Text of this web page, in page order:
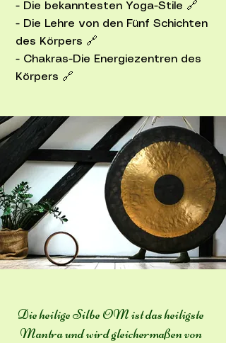
- Die bekanntesten Yoga-Stile 🔗
- Die Lehre von den Fünf Schichten
des Körpers 🔗
- Chakras-Die Energiezentren des
Körpers 🔗
Die heilige Silbe OM ist das heiligste
Mantra und wird gleichermaßen von